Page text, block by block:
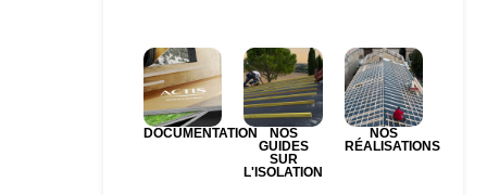
DOCUMENTATION
NOS
GUIDES
SUR
L'ISOLATION
NOS
RÉALISATIONS